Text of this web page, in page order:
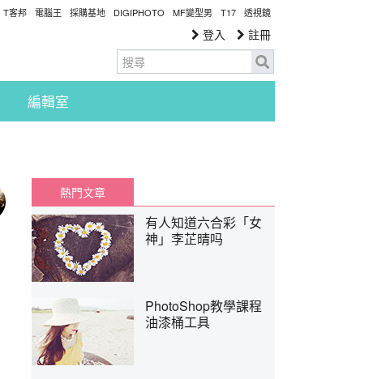
T客邦 電腦王 採購基地 DIGIPHOTO MF變型男 T17 透視鏡
登入 註冊
編輯室
熱門文章
有人知道六合彩「女
神」李芷晴吗
PhotoShop教學課程
油漆桶工具